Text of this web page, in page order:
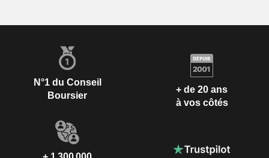
N°1 du Conseil
Boursier
+ de 20 ans
à vos côtés